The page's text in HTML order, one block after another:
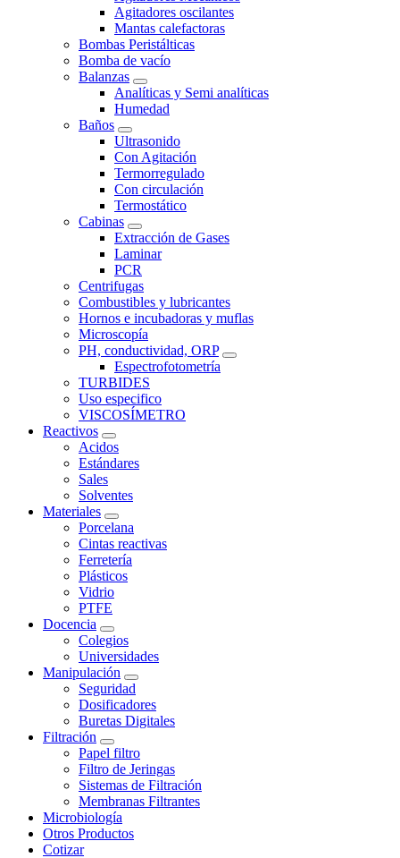
Agitadores oscilantes
Mantas calefactoras
Bombas Peristálticas
Bomba de vacío
Balanzas
Analíticas y Semi analíticas
Humedad
Baños
Ultrasonido
Con Agitación
Termorregulado
Con circulación
Termostático
Cabinas
Extracción de Gases
Laminar
PCR
Centrifugas
Combustibles y lubricantes
Hornos e incubadoras y muflas
Microscopía
PH, conductividad, ORP
Espectrofotometría
TURBIDES
Uso especifico
VISCOSÍMETRO
Reactivos
Acidos
Estándares
Sales
Solventes
Materiales
Porcelana
Cintas reactivas
Ferretería
Plásticos
Vidrio
PTFE
Docencia
Colegios
Universidades
Manipulación
Seguridad
Dosificadores
Buretas Digitales
Filtración
Papel filtro
Filtro de Jeringas
Sistemas de Filtración
Membranas Filtrantes
Microbiología
Otros Productos
Cotizar